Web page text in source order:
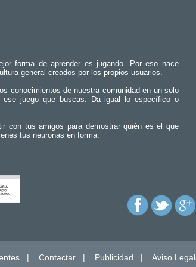
forma de aprender es jugando. Por eso nace
general creados por los propios usuarios.
conocimientos de nuestra comunidad en un solo
ese juego que buscas. Da igual lo específico o
con tus amigos para demostrar quién es el que
tus neuronas en forma.
| Contactar | Publicidad | Aviso Legal